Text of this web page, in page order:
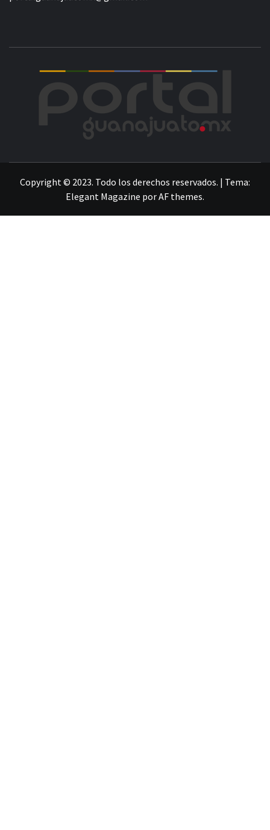
Copyright © 2023. Todo los derechos reservados. | Tema:
Elegant Magazine porAF themes.